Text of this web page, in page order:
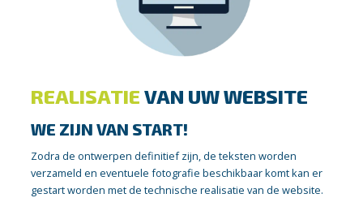
REALISATIEVAN UW WEBSITE
WE ZIJN VAN START!
Zodra de ontwerpen definitief zijn, de teksten worden
verzameld en eventuele fotografie beschikbaar komt kan er
gestart worden met de technische realisatie van de website.